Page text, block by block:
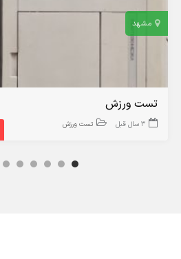
مشهد
تست ورزش
3 سال قبل تست ورزش